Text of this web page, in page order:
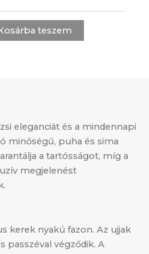
teszem
eleganciát és a mindennapi
minőségű, puha és sima
a tartósságot, míg a
megjelenést
kerek nyakú fazon. Az ujjak
passzéval végződik. A